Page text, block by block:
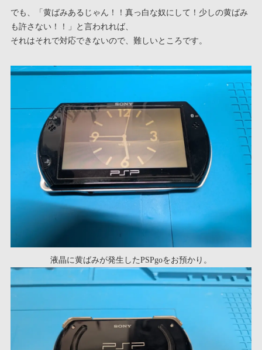
でも、「黄ばみあるじゃん！！真っ白な奴にして！少しの黄ばみ
も許さない！！」と言われれば、
それはそれで対応できないので、難しいところです。
液晶に黄ばみが発生したPSPgoをお預かり。